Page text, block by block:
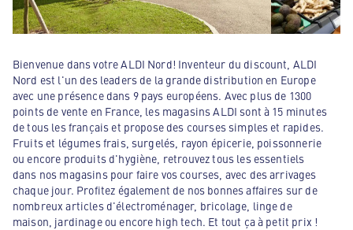
Bienvenue dans votre ALDI Nord! Inventeur du discount, ALDI
Nord est l'un des leaders de la grande distribution en Europe
avec une présence dans 9 pays européens. Avec plus de 1300
points de vente en France, les magasins ALDI sont à 15 minutes
de tous les français et propose des courses simples et rapides.
Fruits et légumes frais, surgelés, rayon épicerie, poissonnerie
ou encore produits d'hygiène, retrouvez tous les essentiels
dans nos magasins pour faire vos courses, avec des arrivages
chaque jour. Profitez également de nos bonnes affaires sur de
nombreux articles d'électroménager, bricolage, linge de
maison, jardinage ou encore high tech. Et tout ça à petit prix !